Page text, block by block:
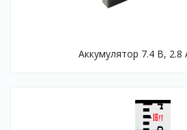
Аккумулятор 7.4 B, 2.8